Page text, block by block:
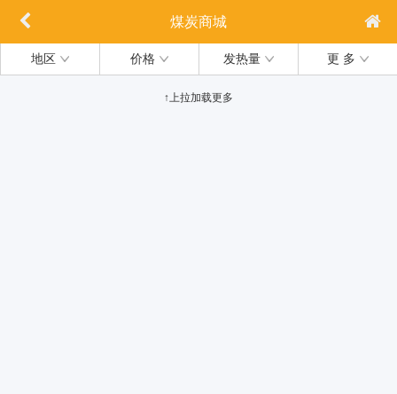
煤炭商城
地区 价格 发热量 更 多
↑上拉加载更多